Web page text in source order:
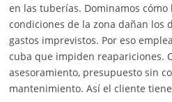
en las tuberías. Dominamos cómo
condiciones de la zona dañan los
gastos imprevistos. Por eso
cuba que impiden reapariciones.
asesoramiento, presupuesto sin
mantenimiento. Así el cliente